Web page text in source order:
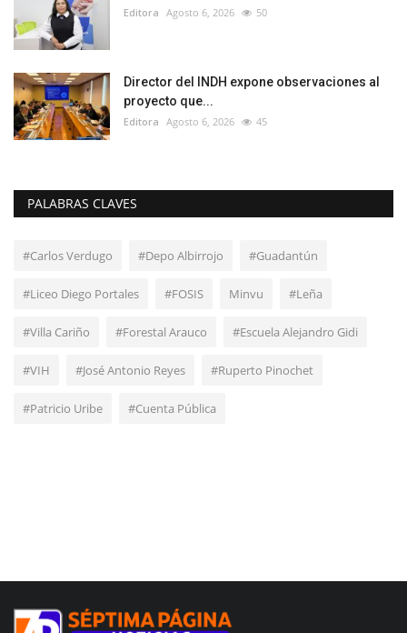
Editora Agosto 6, 2026 50
Director del INDH expone observaciones al
proyecto que...
Editora Agosto 6, 2026 45
PALABRAS CLAVES
#Carlos Verdugo #Depo Albirrojo #Guadantún
#Liceo Diego Portales #FOSIS Minvu #Leña
#Villa Cariño #Forestal Arauco #Escuela Alejandro Gidi
#VIH #José Antonio Reyes #Ruperto Pinochet
#Patricio Uribe #Cuenta Pública